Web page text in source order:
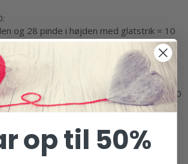
og 28 pinde i højden med glatstrik = 10
NR 4.
NR 4: Længde på 40 cm og 60 cm eller 80
NR 3.
NR 3: Længde på 40 cm og 80 cm til
Får du for mange masker på 10
op til 50%